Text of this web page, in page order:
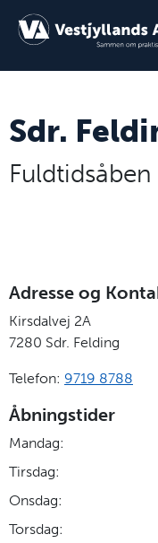
Sdr.
Adresse og
Kirsdalvej 2A
7280 Sdr. Felding
Telefon: 9719 8788
Åbningstider
Mandag:
Tirsdag:
Onsdag:
Torsdag: